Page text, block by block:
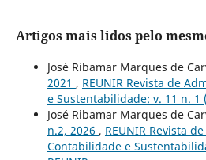
Artigos mais lidos pelo
José Ribamar Marques de
2021 , REUNIR Revista de
e Sustentabilidade: v. 11 n. 1
José Ribamar Marques de
n.2, 2026 , REUNIR Revista
Contabilidade e